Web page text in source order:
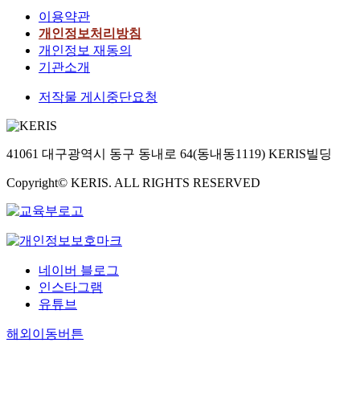
이용약관
개인정보처리방침
개인정보 재동의
기관소개
저작물 게시중단요청
41061 대구광역시 동구 동내로 64(동내동1119) KERIS빌딩
Copyright© KERIS. ALL RIGHTS RESERVED
네이버 블로그
인스타그램
유튜브
해외이동버튼